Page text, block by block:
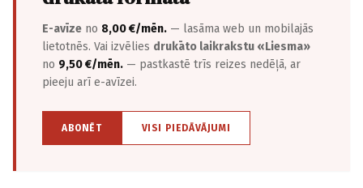
E-avīze no 8,00 €/mēn. — lasāma web un mobilajās
lietotnēs. Vai izvēlies drukāto laikrakstu «Liesma»
no 9,50 €/mēn. — pastkastē trīs reizes nedēļā, ar
pieeju arī e-avīzei.
ABONĒT VISI PIEDĀVĀJUMI